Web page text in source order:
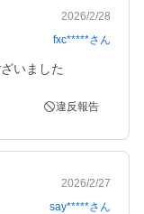
2026/2/28
fxc*****さん
いました
違反報告
2026/2/27
say*****さん